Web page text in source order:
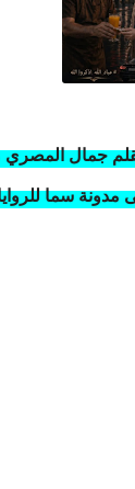
جمال المصري
مدونة سما